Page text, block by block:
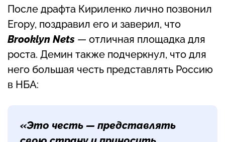
После драфта Кириленко лично позвонил
Егору, поздравил его и заверил, что
Brooklyn Nets — отличная площадка для
роста. Демин также подчеркнул, что для
него большая честь представлять Россию
в НБА:
«Это честь — представлять